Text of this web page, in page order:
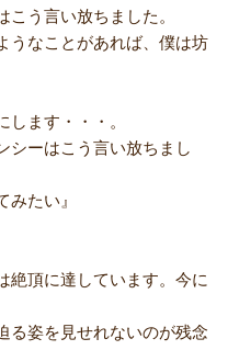
う言い放ちました。
うなことがあれば、僕は坊
ます・・・。
ーはこう言い放ちまし
みたい』
絶頂に達しています。今に
る姿を見せれないのが残念